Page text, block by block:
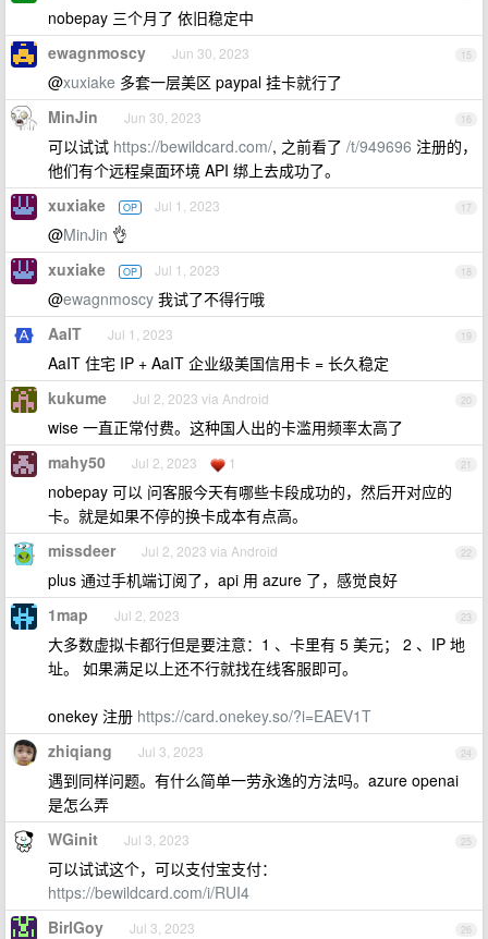
nobepay 三个月了 依旧稳定中
15
ewagnmoscy Jun 30, 2023
@xuxiake 多套一层美区 paypal 挂卡就行了
16
MinJin Jun 30, 2023
可以试试 https://bewildcard.com/, 之前看了 /t/949696 注册的，
他们有个远程桌面环境 API 绑上去成功了。
17
xuxiake OP Jul 1, 2023
@MinJin 👌
18
xuxiake OP Jul 1, 2023
@ewagnmoscy 我试了不得行哦
19
AaIT Jul 1, 2023
AaIT 住宅 IP + AaIT 企业级美国信用卡 = 长久稳定
20
kukume Jul 2, 2023 via Android
wise 一直正常付费。这种国人出的卡滥用频率太高了
21
mahy50 Jul 2, 2023 1
nobepay 可以 问客服今天有哪些卡段成功的，然后开对应的
卡。就是如果不停的换卡成本有点高。
22
missdeer Jul 2, 2023 via Android
plus 通过手机端订阅了，api 用 azure 了，感觉良好
23
1map Jul 2, 2023
大多数虚拟卡都行但是要注意：1 、卡里有 5 美元； 2 、IP 地
址。 如果满足以上还不行就找在线客服即可。
onekey 注册 https://card.onekey.so/?i=EAEV1T
24
zhiqiang Jul 3, 2023
遇到同样问题。有什么简单一劳永逸的方法吗。azure openai
是怎么弄
25
WGinit Jul 3, 2023
可以试试这个，可以支付宝支付：
https://bewildcard.com/i/RUI4
26
BirlGoy Jul 3, 2023